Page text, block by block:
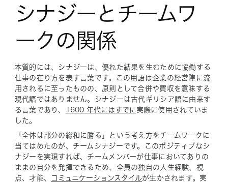
シナジーとチームワ
ークの関係
本質的には、シナジーは、優れた結果を生むために協働する
仕事の在り方を表す言葉です。この用語は企業の経営陣に流
用されるに至ったものの、原則として合併や買収を意味する
現代語ではありません。シナジーは古代ギリシア語に由来す
る言葉であり、
1600 年代にはすでに実際に使用されていま
した。
「全体は部分の総和に勝る」という考え方をチームワークに
当てはめたのが、チームシナジーです。このポジティブなシ
ナジーを実現すれば、チームメンバーが仕事においてありの
ままの自分を発揮できるため、全員の独自の人生経験、視
点、才能、
コミュニケーションスタイルが生かされます。実